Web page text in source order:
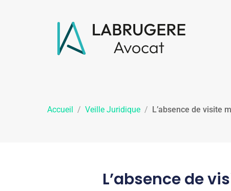
Accueil / Veille Juridique / L’absence de visite
L’absence de